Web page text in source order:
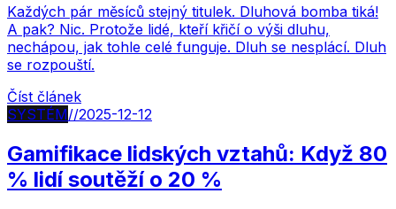
Každých pár měsíců stejný titulek. Dluhová bomba tiká!
A pak? Nic. Protože lidé, kteří křičí o výši dluhu,
nechápou, jak tohle celé funguje. Dluh se nesplácí. Dluh
se rozpouští.
Číst článek
SYSTÉM//2025-12-12
Gamifikace lidských vztahů: Když 80
% lidí soutěží o 20 %